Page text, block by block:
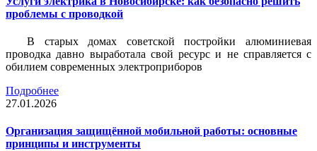
проблемы с проводкой
В старых домах советской постройки алюминиевая
проводка давно выработала свой ресурс и не справляется с
обилием современных электроприборов
Подробнее
27.01.2026
Организация защищённой мобильной работы: основные
принципы и инструменты